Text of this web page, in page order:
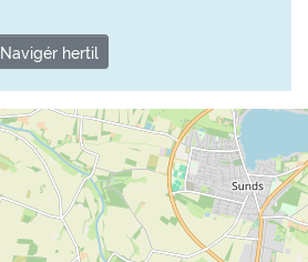
Navigér hertil